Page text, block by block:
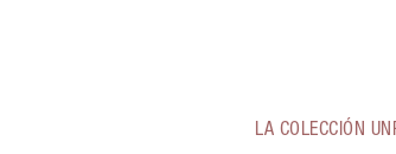
LA COLECCIÓN